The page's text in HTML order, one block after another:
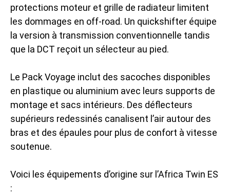
protections moteur et grille de radiateur limitent
les dommages en off-road. Un quickshifter équipe
la version à transmission conventionnelle tandis
que la DCT reçoit un sélecteur au pied.
Le Pack Voyage inclut des sacoches disponibles
en plastique ou aluminium avec leurs supports de
montage et sacs intérieurs. Des déflecteurs
supérieurs redessinés canalisent l’air autour des
bras et des épaules pour plus de confort à vitesse
soutenue.
Voici les équipements d’origine sur l’Africa Twin ES
: